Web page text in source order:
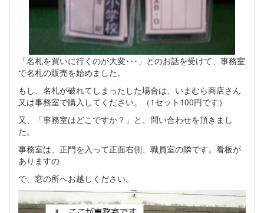
「名札を買いに行くのが大変･･･」とのお話を受けて、事務室
で名札の販売を始めました。
もし、名札が破れてしまったした場合は、いまむら商店さん
又は事務室で購入してください。（1セット100円です）
又、「事務室はどこですか？」と、問い合わせを頂きまし
た。
事務室は、正門を入って正面右側、職員室の隣です。看板が
ありますの
で、窓の所へお越しください。